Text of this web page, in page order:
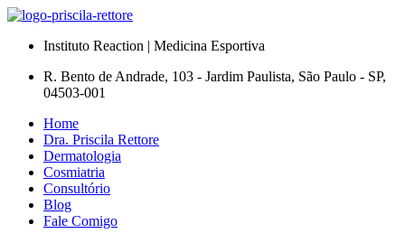
Instituto Reaction | Medicina Esportiva
R. Bento de Andrade, 103 - Jardim Paulista, São Paulo - SP,
04503-001
Home
Dra. Priscila Rettore
Dermatologia
Cosmiatria
Consultório
Blog
Fale Comigo